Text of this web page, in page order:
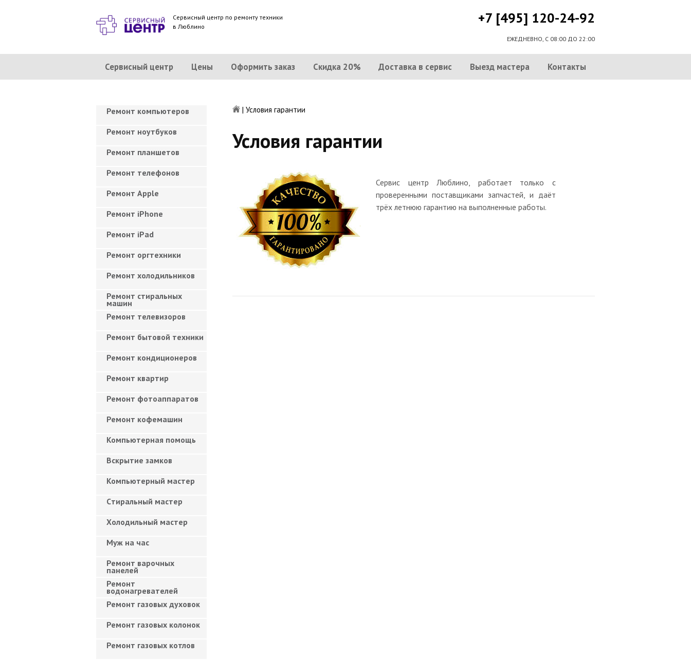
Сервисный центр по ремонту техники
в Люблино
+7 [495] 120-24-92
ЕЖЕДНЕВНО, С 08:00 ДО 22:00
Сервисный центр Цены Оформить заказ Скидка 20% Доставка в сервис Выезд мастера Контакты
| Условия гарантии
Условия гарантии
Сервис центр Люблино, работает только с
проверенными поставщиками запчастей, и даёт
трёх летнюю гарантию на выполненные работы.
Ремонт компьютеров
Ремонт ноутбуков
Ремонт планшетов
Ремонт телефонов
Ремонт Apple
Ремонт iPhone
Ремонт iPad
Ремонт оргтехники
Ремонт холодильников
Ремонт стиральных
машин
Ремонт телевизоров
Ремонт бытовой техники
Ремонт кондиционеров
Ремонт квартир
Ремонт фотоаппаратов
Ремонт кофемашин
Компьютерная помощь
Вскрытие замков
Компьютерный мастер
Cтиральный мастер
Холодильный мастер
Муж на час
Ремонт варочных
панелей
Ремонт
водонагревателей
Ремонт газовых духовок
Ремонт газовых колонок
Ремонт газовых котлов